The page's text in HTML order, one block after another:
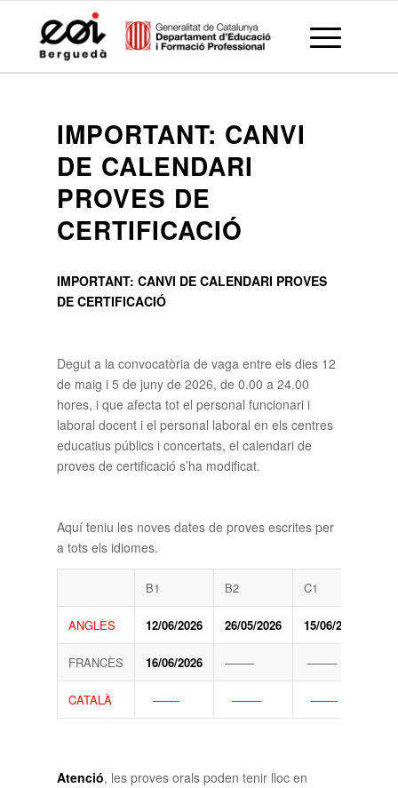
IMPORTANT: CANVI
DE CALENDARI
PROVES DE
CERTIFICACIÓ
IMPORTANT: CANVI DE CALENDARI PROVES
DE CERTIFICACIÓ
Degut a la convocatòria de vaga entre els dies 12
de maig i 5 de juny de 2026, de 0.00 a 24.00
hores, i que afecta tot el personal funcionari i
laboral docent i el personal laboral en els centres
educatius públics i concertats, el calendari de
proves de certificació s’ha modificat.
Aquí teniu les noves dates de proves escrites per
a tots els idiomes.
B1 B2 C1
ANGLÈS 12/06/2026 26/05/2026 15/06/2026
FRANCÈS 16/06/2026 ——– ——–
CATALÀ ——- ——– ——-
Atenció, les proves orals poden tenir lloc en